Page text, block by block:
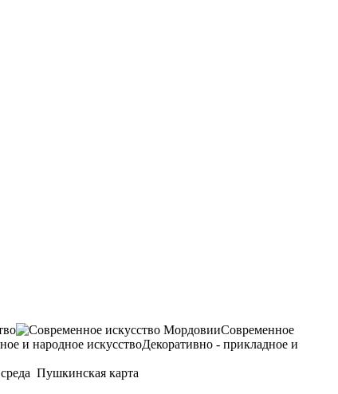
Современное
Декоративно - прикладное и
Пушкинская карта